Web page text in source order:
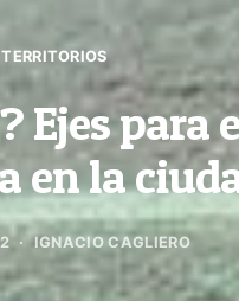
TERRITORIOS
Ejes para
en la
IGNACIO CAGLIERO